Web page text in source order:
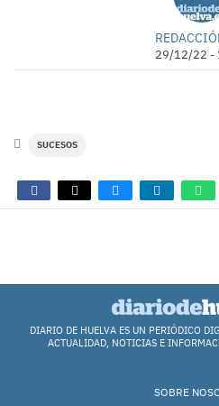
29/12/22 -
SUCESOS
DIARIO DE HUELVA ES UN PERIÓDICO
ACTUALIDAD, NOTICIAS E
SOBRE